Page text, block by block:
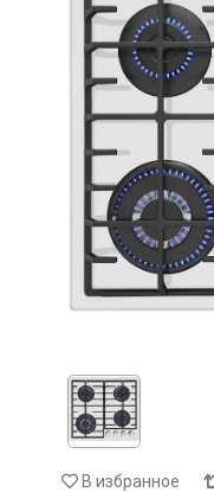
В избранное